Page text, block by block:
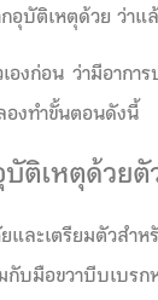
บัติเหตุด้วย ว่าแ
งก่อน ว่ามีอากา
องทำขั้นตอนดังนี้
ติเหตุด้วยตั
ะเตรียมตัวสำห
กับมือขวาบีบเบร